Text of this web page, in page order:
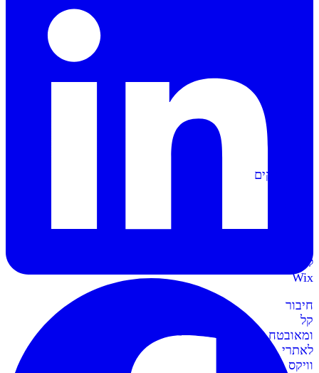
מתממשקים
ל-
Wix
חיבור
קל
ומאובטח
לאתרי
וויקס